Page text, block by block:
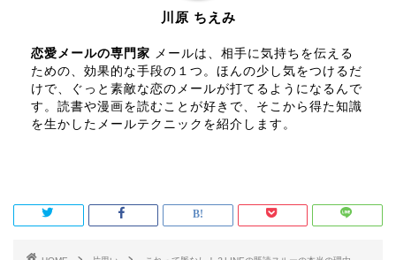
川原 ちえみ
恋愛メールの専門家 メールは、相手に気持ちを伝える
ための、効果的な手段の１つ。ほんの少し気をつけるだ
けで、ぐっと素敵な恋のメールが打てるようになるんで
す。読書や漫画を読むことが好きで、そこから得た知識
を生かしたメールテクニックを紹介します。